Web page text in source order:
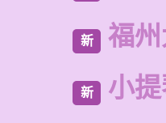
新 福
新 小